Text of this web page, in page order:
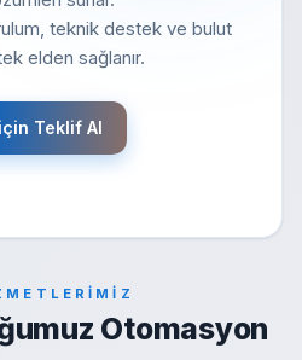
teknik destek ve bulut
elden sağlanır.
Teklif Al
Otomasyon